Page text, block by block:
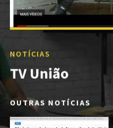
NOTÍCIAS
TV União
OUTRAS NOTÍCIAS